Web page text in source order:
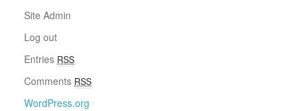
Site Admin
Log out
Entries RSS
Comments RSS
WordPress.org